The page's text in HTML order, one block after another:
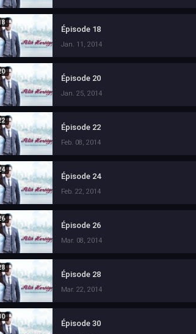
Épisode 18
Jan. 11, 2014
Épisode 20
Jan. 25, 2014
Épisode 22
Feb. 08, 2014
Épisode 24
Feb. 22, 2014
Épisode 26
Mar. 08, 2014
Épisode 28
Mar. 22, 2014
Épisode 30